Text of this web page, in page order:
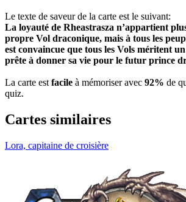
Le texte de saveur de la carte est le suivant:
La loyauté de Rheastrasza n’appartient
propre Vol draconique, mais à tous les
est convaincue que tous les Vols méritent
prête à donner sa vie pour le futur prince
La carte est facile à mémoriser avec 92% de
quiz.
Cartes similaires
Lora, capitaine de croisière